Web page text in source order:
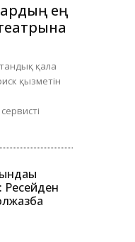
ең
қала
қызметін
Ресейден